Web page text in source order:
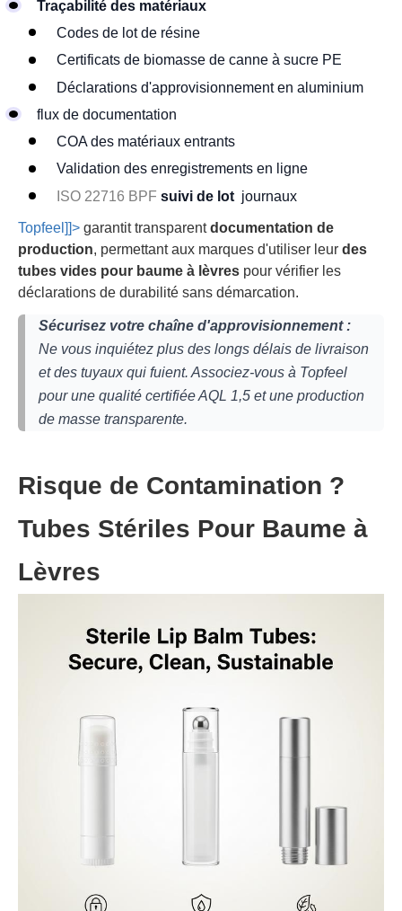
Traçabilité des matériaux
Codes de lot de résine
Certificats de biomasse de canne à sucre PE
Déclarations d'approvisionnement en aluminium
flux de documentation
COA des matériaux entrants
Validation des enregistrements en ligne
ISO 22716 BPF suivi de lot journaux
Topfeel]]> garantit transparentdocumentation de
production, permettant aux marques d'utiliser leur des
tubes vides pour baume à lèvres pour vérifier les
déclarations de durabilité sans démarcation.
Sécurisez votre chaîne d'approvisionnement :
Ne vous inquiétez plus des longs délais de livraison
et des tuyaux qui fuient. Associez-vous à Topfeel
pour une qualité certifiée AQL 1,5 et une production
de masse transparente.
Risque de Contamination ?
Tubes Stériles Pour Baume à
Lèvres